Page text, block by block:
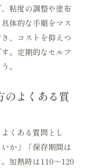
粘度の調整や塗布
体的な手順をマス
、コストを抑えつ
。定期的なセルフ
。
のよくある質
くある質問とし
か」「保存期間は
加熱時は110～120